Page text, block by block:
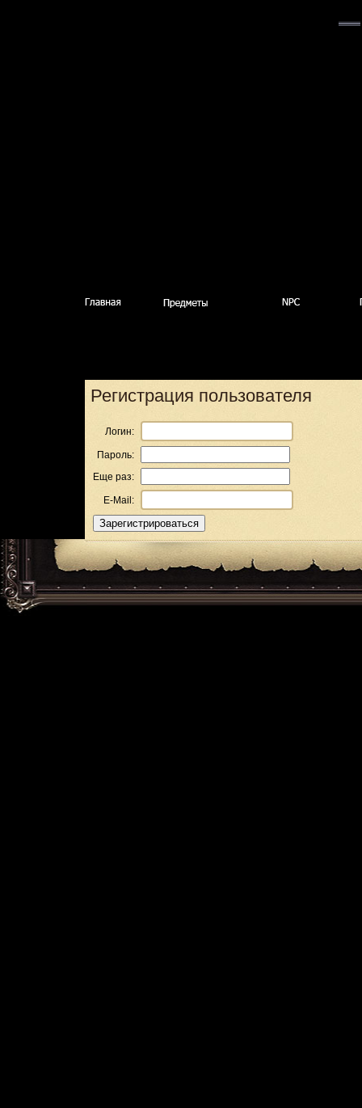
Регистрация пользователя
Логин:
Пароль:
Еще раз:
E-Mail: